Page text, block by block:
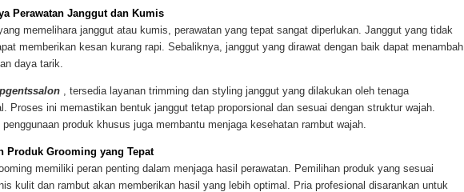
Perawatan Janggut dan Kumis
memelihara janggut atau kumis, perawatan yang tepat sangat diperlukan. Janggut yang tidak
memberikan kesan kurang rapi. Sebaliknya, janggut yang dirawat dengan baik dapat menambah
daya tarik.
, tersedia layanan trimming dan styling janggut yang dilakukan oleh tenaga
Proses ini memastikan bentuk janggut tetap proporsional dan sesuai dengan struktur wajah.
produk khusus juga membantu menjaga kesehatan rambut wajah.
Produk Grooming yang Tepat
memiliki peran penting dalam menjaga hasil perawatan. Pemilihan produk yang sesuai
kulit dan rambut akan memberikan hasil yang lebih optimal. Pria profesional disarankan untuk